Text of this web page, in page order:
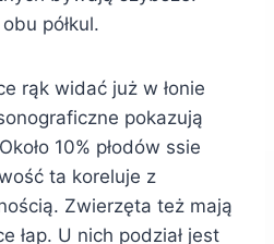
półkul.
rąk widać już w łonie
pokazują
10% płodów ssie
ta koreluje z
Zwierzęta też mają
łap. U nich podział jest